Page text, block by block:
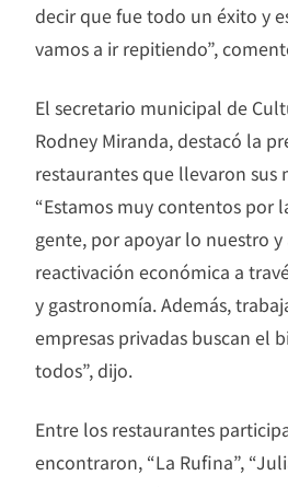
decir que fue todo un éxito y
vamos a ir repitiendo”,
El secretario municipal de
Rodney Miranda, destacó la
restaurantes que llevaron sus
“Estamos muy contentos por
gente, por apoyar lo nuestro
reactivación económica a
y gastronomía. Además,
empresas privadas buscan el
todos”, dijo.
Entre los restaurantes
encontraron, “La Rufina”,